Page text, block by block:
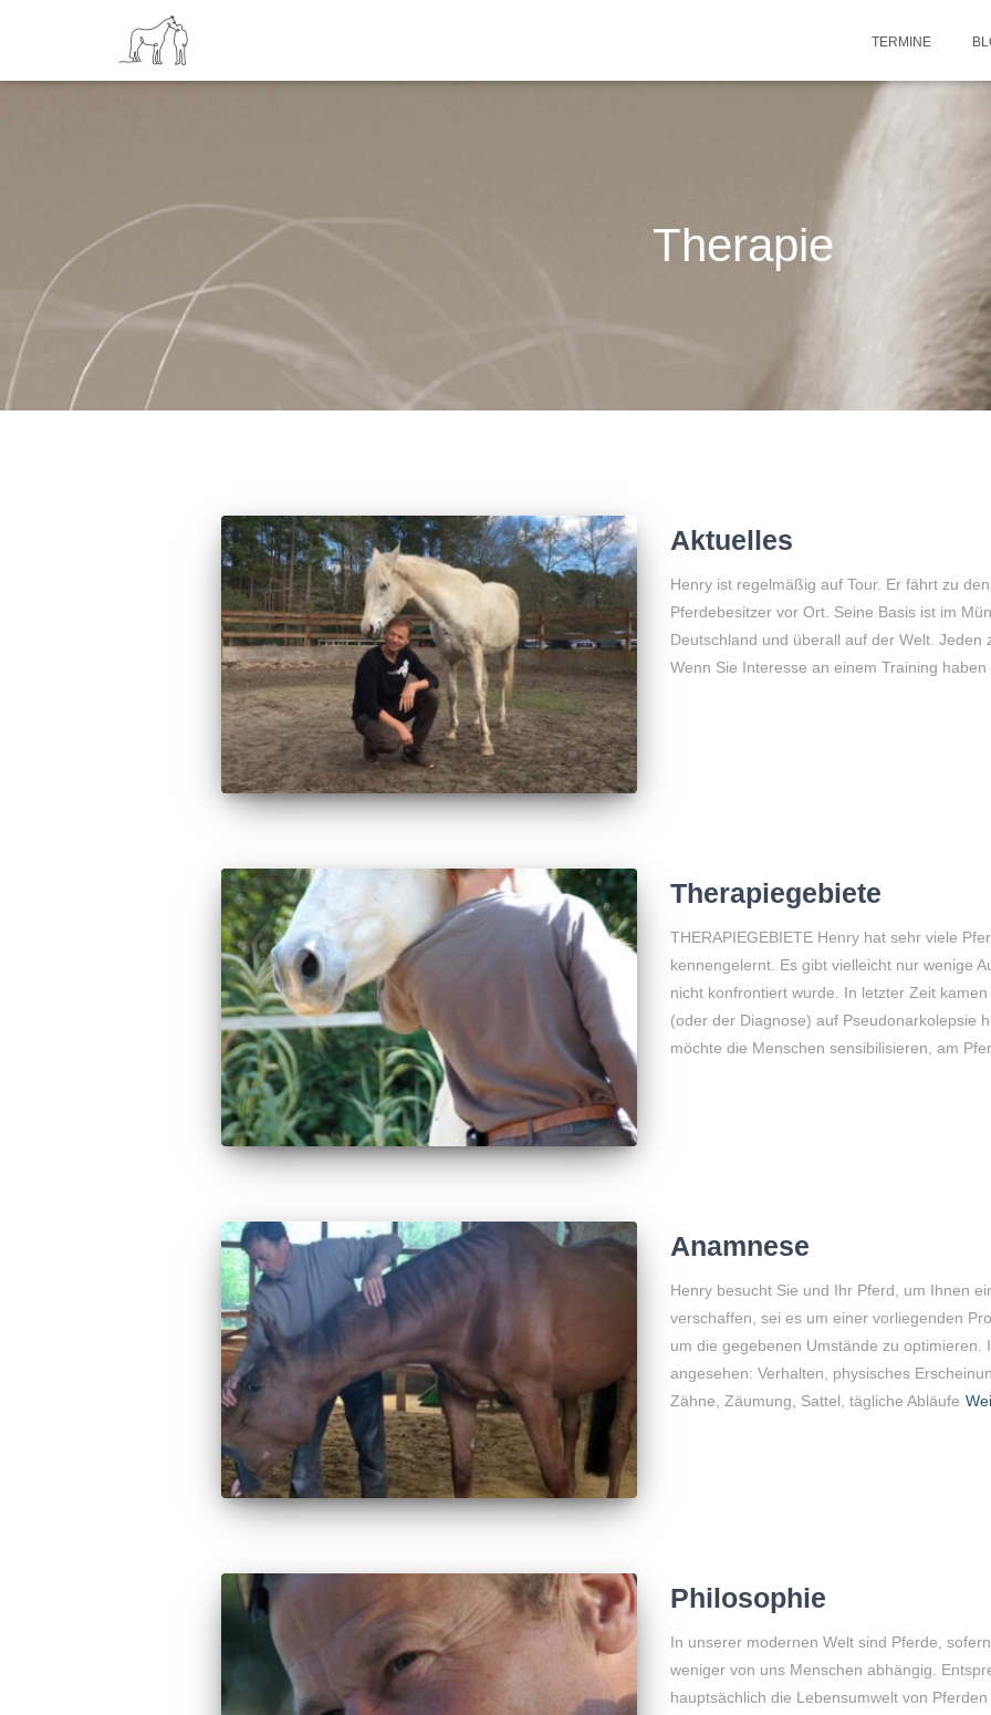
TERMINE
Therapie
Aktuelles
Henry ist regelmäßig auf Tour. Er fährt zu
Pferdebesitzer vor Ort. Seine Basis ist im
Deutschland und überall auf der Welt. Jeden
Wenn Sie Interesse an einem Training haben
Therapiegebiete
THERAPIEGEBIETE Henry hat sehr viele
kennengelernt. Es gibt vielleicht nur wenige
nicht konfrontiert wurde. In letzter Zeit
(oder der Diagnose) auf Pseudonarkolepsie
möchte die Menschen sensibilisieren, am
Anamnese
Henry besucht Sie und Ihr Pferd, um Ihnen
verschaffen, sei es um einer vorliegenden
um die gegebenen Umstände zu optimieren.
angesehen: Verhalten, physisches
Zähne, Zäumung, Sattel, tägliche Abläufe
Philosophie
In unserer modernen Welt sind Pferde,
weniger von uns Menschen abhängig.
hauptsächlich die Lebensumwelt von